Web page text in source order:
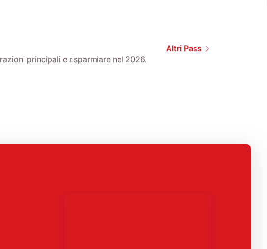
principali e risparmiare nel 2026.
Altri Pass